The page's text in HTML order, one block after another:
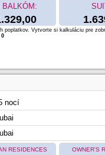
BALKÓM:
Vytvorte si kalkuláciu pre
0
nocí
RESIDENCES OWNER'S